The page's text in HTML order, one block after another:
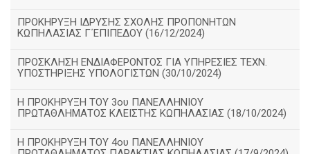
ΠΡΟΚΗΡΥΞΗ ΙΔΡΥΣΗΣ ΣΧΟΛΗΣ ΠΡΟΠΟΝΗΤΩΝ
ΚΩΠΗΛΑΣΙΑΣ Γ΄ΕΠΙΠΕΔΟΥ (16/12/2024)
ΠΡΟΣΚΛΗΣΗ ΕΝΔΙΑΦΕΡΟΝΤΟΣ ΓΙΑ ΥΠΗΡΕΣΙΕΣ ΤΕΧΝ.
ΥΠΟΣΤΗΡΙΞΗΣ ΥΠΟΛΟΓΙΣΤΩΝ (30/10/2024)
Η ΠΡΟΚΗΡΥΞΗ ΤΟΥ 3ου ΠΑΝΕΛΛΗΝΙΟΥ
ΠΡΩΤΑΘΛΗΜΑΤΟΣ ΚΛΕΙΣΤΗΣ ΚΩΠΗΛΑΣΙΑΣ (18/10/2024)
Η ΠΡΟΚΗΡΥΞΗ ΤΟΥ 4ου ΠΑΝΕΛΛΗΝΙΟΥ